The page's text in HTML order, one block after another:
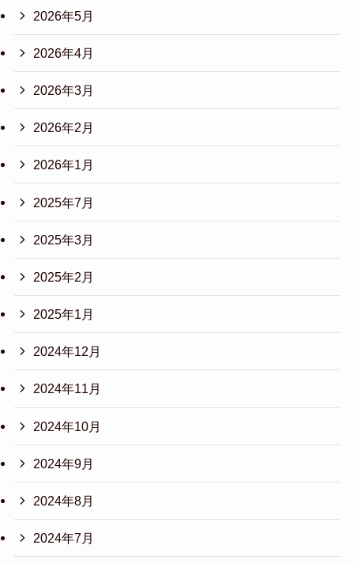
2026年5月
2026年4月
2026年3月
2026年2月
2026年1月
2025年7月
2025年3月
2025年2月
2025年1月
2024年12月
2024年11月
2024年10月
2024年9月
2024年8月
2024年7月